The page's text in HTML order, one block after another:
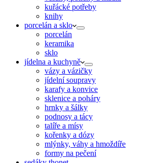
kuřácké potřeby
knihy
porcelán a sklo
porcelán
keramika
sklo
jídelna a kuchyně
vázy a vázičky
jídelní soupravy
karafy a konvice
sklenice a poháry
hrnky a šálky
podnosy a tácy
talíře a mísy
kořenky a dózy
mlýnky, váhy a hmoždíře
formy na pečení